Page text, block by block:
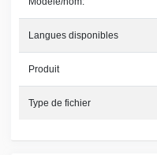
Langues disponibles
Produit
Type de fichier